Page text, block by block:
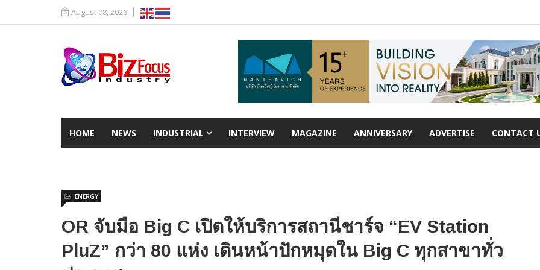
August 08, 2026
HOME NEWS INDUSTRIAL INTERVIEW MAGAZINE ANNIVERSARY ADVERTISE CONTACT
OR จับมือ Big C เปิดให้บริการสถานีชาร์จ “EV Station
PluZ” กว่า 80 แห่ง เดินหน้าปักหมุดใน Big C ทุกสาขาทั่ว
ENERGY